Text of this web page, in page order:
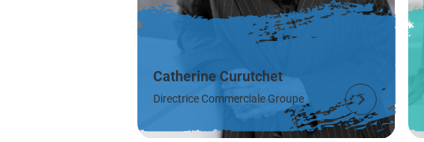
Catherine Curutchet
Directrice Commerciale Groupe